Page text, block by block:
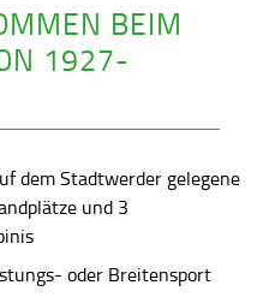
BEIM
1927-
dem Stadtwerder gelegene
und 3
oder Breitensport